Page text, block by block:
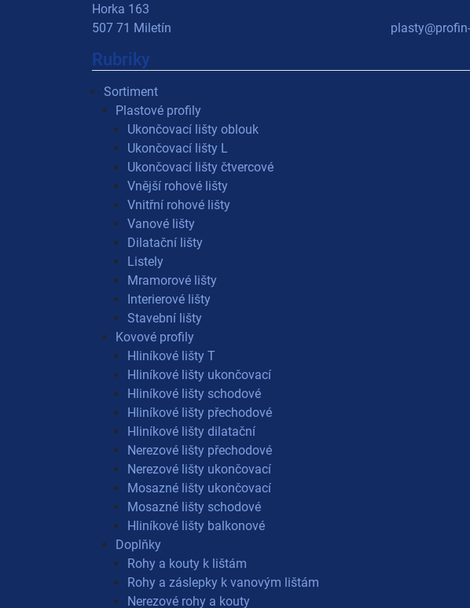
Horka 163
507 71 Miletín
Rubriky
Sortiment
Plastové profily
Ukončovací lišty oblouk
Ukončovací lišty L
Ukončovací lišty čtvercové
Vnější rohové lišty
Vnitřní rohové lišty
Vanové lišty
Dilatační lišty
Listely
Mramorové lišty
Interierové lišty
Stavební lišty
Kovové profily
Hliníkové lišty T
Hliníkové lišty ukončovací
Hliníkové lišty schodové
Hliníkové lišty přechodové
Hliníkové lišty dilatační
Nerezové lišty přechodové
Nerezové lišty ukončovací
Mosazné lišty ukončovací
Mosazné lišty schodové
Hliníkové lišty balkonové
Doplňky
Rohy a kouty k lištám
Rohy a záslepky k vanovým lištám
Nerezové rohy a kouty